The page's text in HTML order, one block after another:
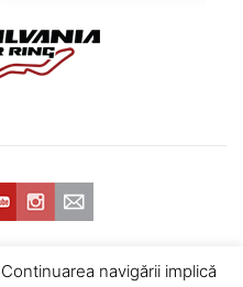
navigării implică